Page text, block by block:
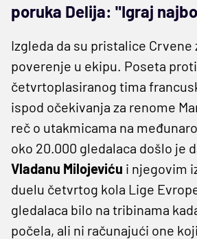
poruka Delija: "Igraj
Izgleda da su pristalice Crvene
poverenje u ekipu. Poseta
četvrtoplasiranog tima
ispod očekivanja za renome
reč o utakmicama na
oko 20.000 gledalaca došlo je
Vladanu Milojeviću i njegovim
duelu četvrtog kola Lige
gledalaca bilo na tribinama
počela, ali ni računajući one